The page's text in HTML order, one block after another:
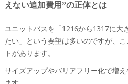
えない追加費用”の正体とは
ユニットバスを「1216から1317に大
たい」という要望は多いのですが、
トがあります。
サイズアップやバリアフリー化で増